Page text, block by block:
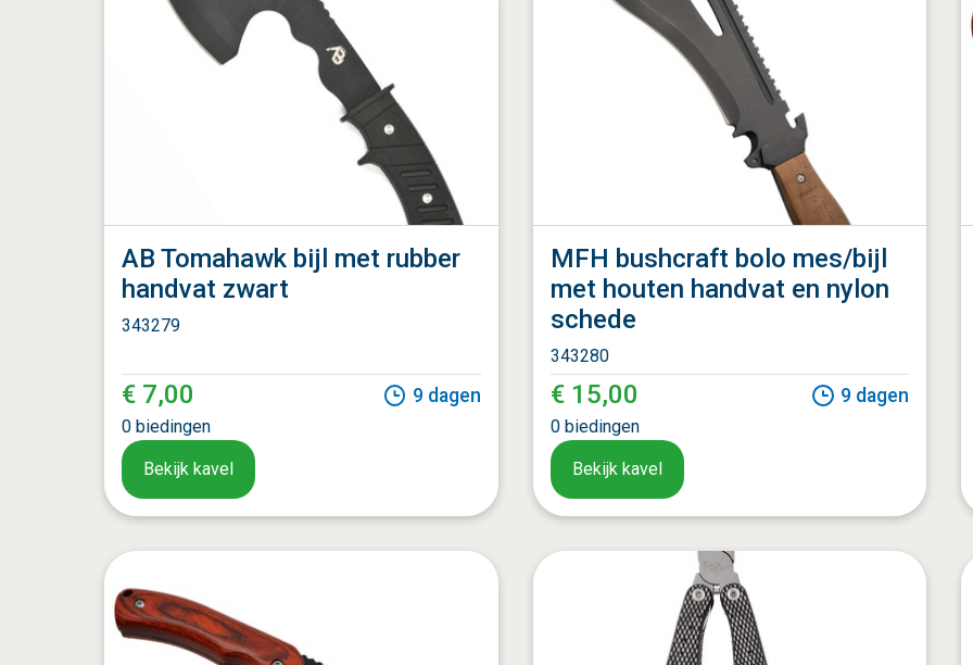
AB Tomahawk bijl met rubber
handvat zwart
343279
€ 7,00
0 biedingen
9 dagen
Bekijk kavel
MFH bushcraft bolo mes/bijl
met houten handvat en nylon
schede
343280
€ 15,00
0 biedingen
9 dagen
Bekijk kavel